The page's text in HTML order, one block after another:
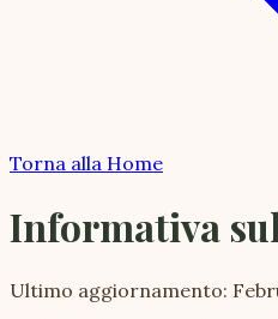
Torna alla Home
Informativa
Ultimo aggiornamento: